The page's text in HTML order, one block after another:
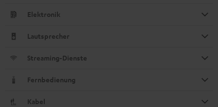
Elektronik
Lautsprecher
Streaming-Dienste
Fernbedienung
Kabel